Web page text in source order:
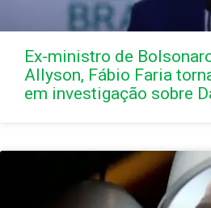
Ex-ministro de
Allyson, Fábio Faria
em investigação sobre